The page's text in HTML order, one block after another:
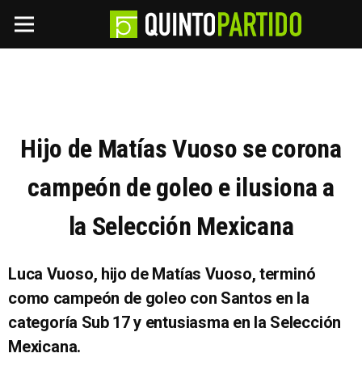
Hijo de Matías Vuoso se corona
campeón de goleo e ilusiona a
la Selección Mexicana
Luca Vuoso, hijo de Matías Vuoso, terminó
como campeón de goleo con Santos en la
categoría Sub 17 y entusiasma en la Selección
Mexicana.